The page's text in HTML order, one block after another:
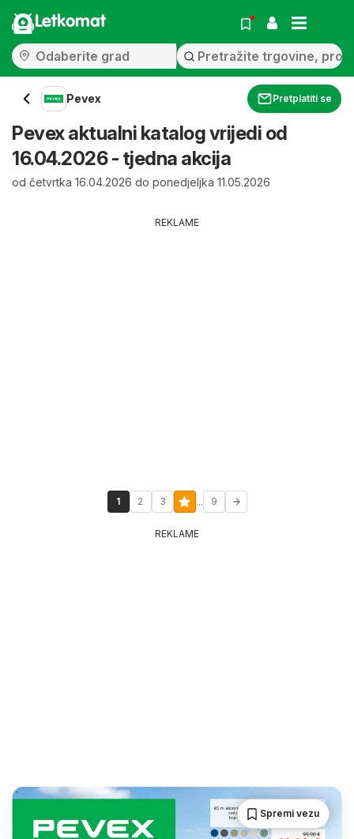
Letkomat
Pevex Pretplatiti se
Pevex aktualni katalog vrijedi od
16.04.2026 - tjedna akcija
od četvrtka 16.04.2026 do ponedjeljka 11.05.2026
REKLAME
1 2 3 ... 9
REKLAME
Spremi vezu